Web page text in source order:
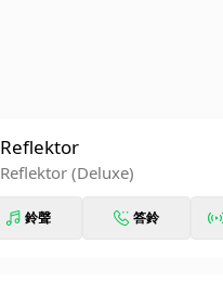
Reflektor
Reflektor (Deluxe)
鈴聲 答鈴